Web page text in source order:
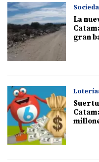
La
gran